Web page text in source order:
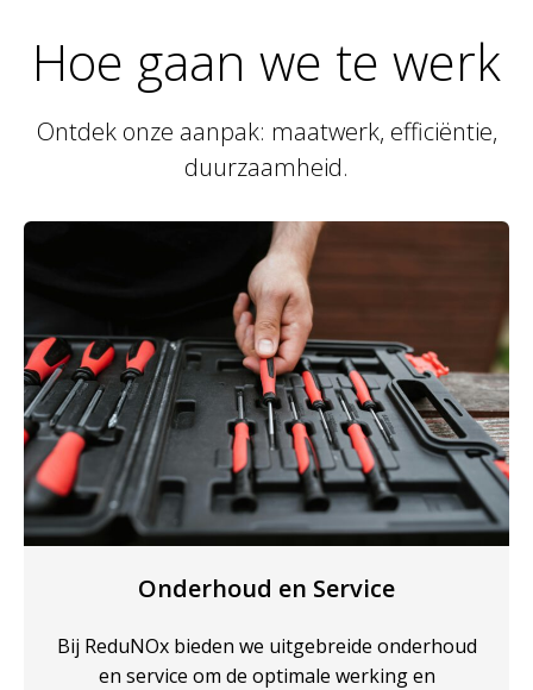
Hoe gaan we te werk
Ontdek onze aanpak: maatwerk, efficiëntie,
duurzaamheid.
Onderhoud en Service
Bij ReduNOx bieden we uitgebreide onderhoud
en service om de optimale werking en